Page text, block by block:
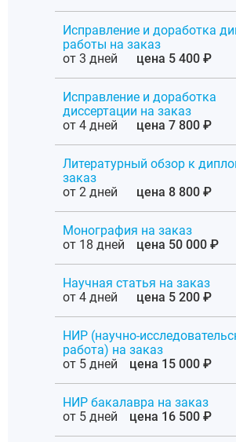
Исправление и доработка
работы на заказ
от 3 дней
цена 5 400 ₽
Исправление и доработка
диссертации на заказ
от 4 дней
цена 7 800 ₽
Литературный обзор к
заказ
от 2 дней
цена 8 800 ₽
Монография на заказ
от 18 дней
цена 50 000 ₽
Научная статья на заказ
от 4 дней
цена 5 200 ₽
НИР (научно-
работа) на заказ
от 5 дней
цена 15 000 ₽
НИР бакалавра на заказ
от 5 дней
цена 16 500 ₽